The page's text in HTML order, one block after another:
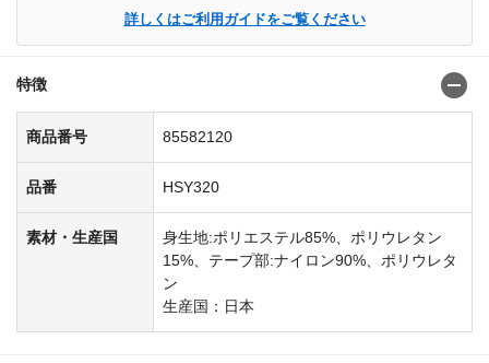
詳しくはご利用ガイドをご覧ください
特徴
商品番号 85582120
品番 HSY320
素材・生産国
身生地:ポリエステル85%、ポリウレタン
15%、テープ部:ナイロン90%、ポリウレタ
ン
生産国：日本